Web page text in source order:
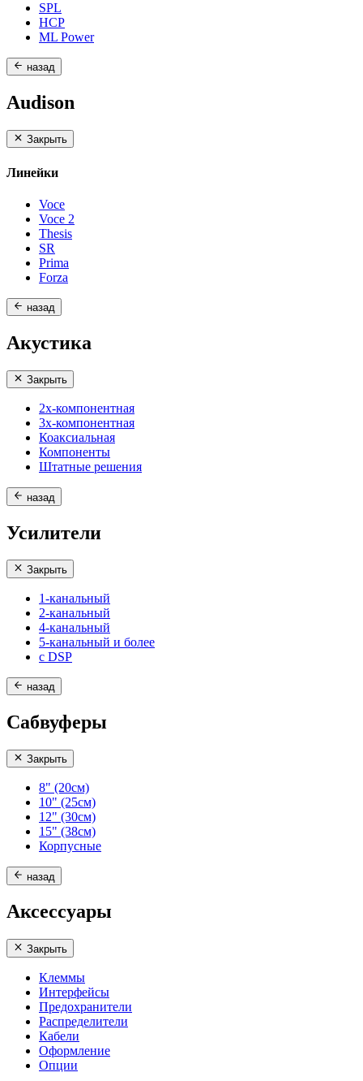
SPL
HCP
ML Power
назад
Audison
Закрыть
Линейки
Voce
Voce 2
Thesis
SR
Prima
Forza
назад
Акустика
Закрыть
2х-компонентная
3х-компонентная
Коаксиальная
Компоненты
Штатные решения
назад
Усилители
Закрыть
1-канальный
2-канальный
4-канальный
5-канальный и более
с DSP
назад
Сабвуферы
Закрыть
8" (20см)
10" (25см)
12" (30см)
15" (38см)
Корпусные
назад
Аксессуары
Закрыть
Клеммы
Интерфейсы
Предохранители
Распределители
Кабели
Оформление
Опции